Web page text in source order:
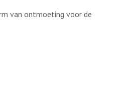
van ontmoeting voor de